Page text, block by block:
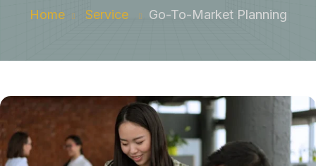
Home Service Go-To-Market Planning